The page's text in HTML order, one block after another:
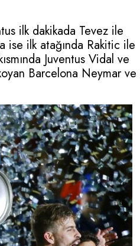
ilk dakikada Tevez ile
ise ilk atağında Rakitic ile
Juventus Vidal ve
Barcelona Neymar ve